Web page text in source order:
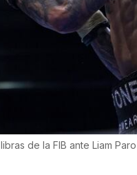
de la FIB ante Liam